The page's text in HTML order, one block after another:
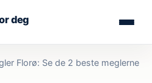
deg
Florø: Se de 2 beste meglerne